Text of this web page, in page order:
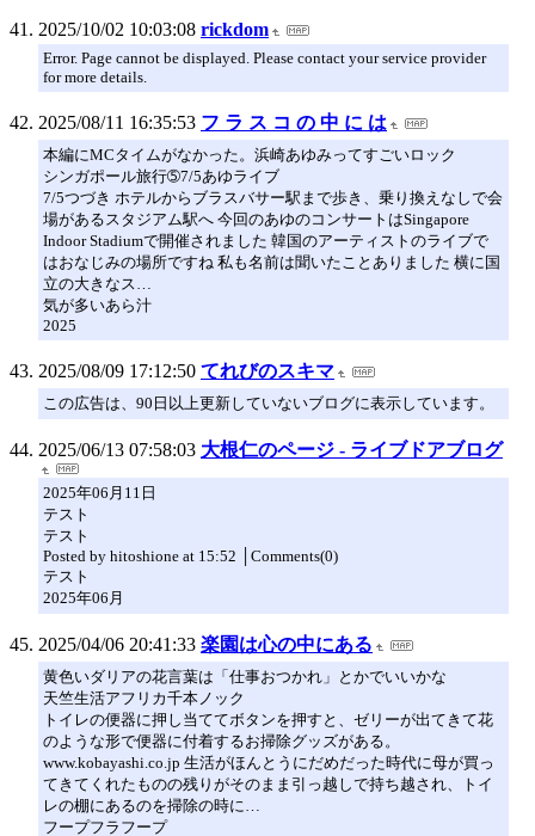
2025/10/02 10:03:08 rickdom
Error. Page cannot be displayed. Please contact your service provider
for more details.
2025/08/11 16:35:53 フ ラ ス コ の 中 に は
本編にMCタイムがなかった。浜崎あゆみってすごいロック
シンガポール旅行➄7/5あゆライブ
7/5つづき ホテルからブラスバサー駅まで歩き、乗り換えなしで会
場があるスタジアム駅へ 今回のあゆのコンサートはSingapore
Indoor Stadiumで開催されました 韓国のアーティストのライブで
はおなじみの場所ですね 私も名前は聞いたことありました 横に国
立の大きなス…
気が多いあら汁
2025
2025/08/09 17:12:50 てれびのスキマ
この広告は、90日以上更新していないブログに表示しています。
2025/06/13 07:58:03 大根仁のページ - ライブドアブログ
2025年06月11日
テスト
テスト
Posted by hitoshione at 15:52 │Comments(0)
テスト
2025年06月
2025/04/06 20:41:33 楽園は心の中にある
黄色いダリアの花言葉は「仕事おつかれ」とかでいいかな
天竺生活アフリカ千本ノック
トイレの便器に押し当ててボタンを押すと、ゼリーが出てきて花
のような形で便器に付着するお掃除グッズがある。
www.kobayashi.co.jp 生活がほんとうにだめだった時代に母が買っ
てきてくれたものの残りがそのまま引っ越しで持ち越され、トイ
レの棚にあるのを掃除の時に…
フープフラフープ